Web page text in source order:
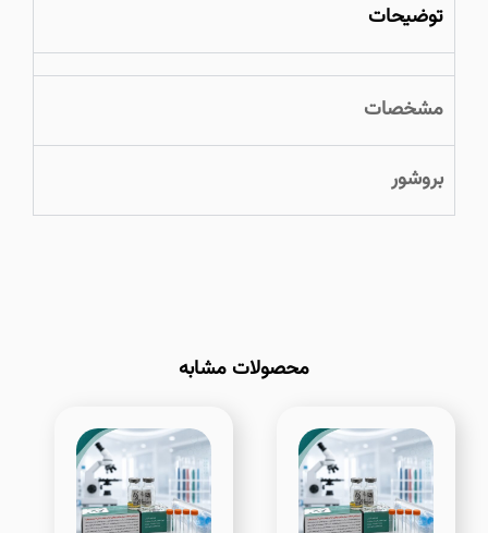
توضیحات
مشخصات
بروشور
محصولات مشابه